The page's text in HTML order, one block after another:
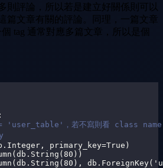
則評論，所以若是建立好關係則可以
篇文章有關的評論。同理，一篇文章
tag 通常對應多篇文章，所以是個
:
'user_table'，若不寫則看 class name
. Integer , primary_key=True )
(db . String (80 ) )
(db . String (80 ) , db . ForeignKey(